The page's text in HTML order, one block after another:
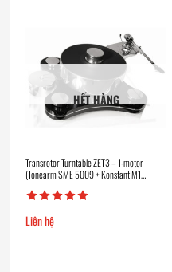
HẾT HÀNG
Transrotor Turntable ZET3 – 1-motor
(Tonearm SME 5009 + Konstant M1
Liên hệ